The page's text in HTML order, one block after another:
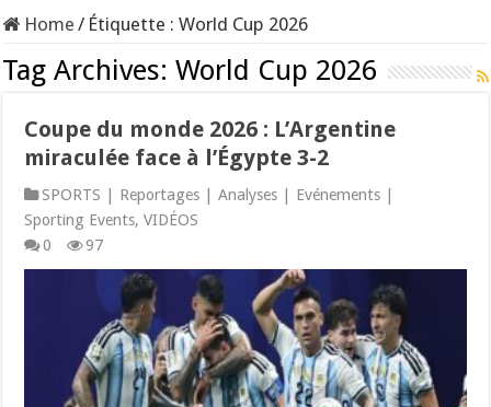
Home / Étiquette :World Cup 2026
Tag Archives:World Cup 2026
Coupe du monde 2026 : L’Argentine
miraculée face à l’Égypte 3-2
SPORTS | Reportages | Analyses | Evénements |
Sporting Events,VIDÉOS
0
97